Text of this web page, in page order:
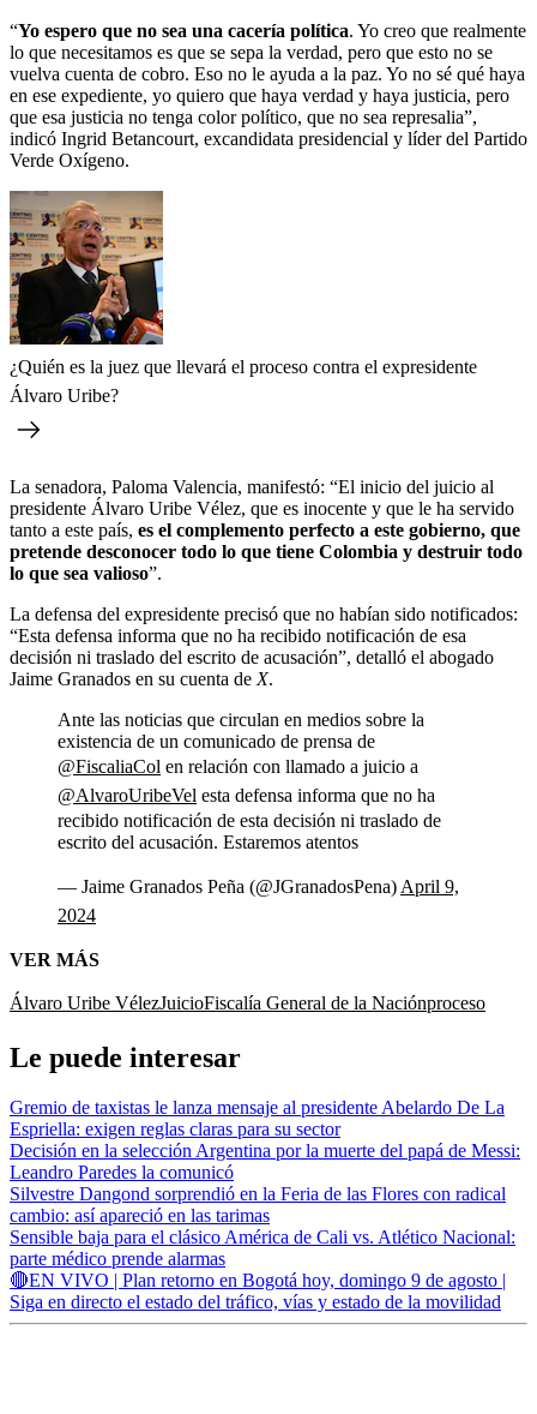
“Yo espero que no sea una cacería política. Yo creo que realmente
lo que necesitamos es que se sepa la verdad, pero que esto no se
vuelva cuenta de cobro. Eso no le ayuda a la paz. Yo no sé qué haya
en ese expediente, yo quiero que haya verdad y haya justicia, pero
que esa justicia no tenga color político, que no sea represalia”,
indicó Ingrid Betancourt, excandidata presidencial y líder del Partido
Verde Oxígeno.
¿Quién es la juez que llevará el proceso contra el expresidente
Álvaro Uribe?
La senadora, Paloma Valencia, manifestó: “El inicio del juicio al
presidente Álvaro Uribe Vélez, que es inocente y que le ha servido
tanto a este país, es el complemento perfecto a este gobierno, que
pretende desconocer todo lo que tiene Colombia y destruir todo
lo que sea valioso”.
La defensa del expresidente precisó que no habían sido notificados:
“Esta defensa informa que no ha recibido notificación de esa
decisión ni traslado del escrito de acusación”, detalló el abogado
Jaime Granados en su cuenta de X.
Ante las noticias que circulan en medios sobre la
existencia de un comunicado de prensa de
@FiscaliaCol en relación con llamado a juicio a
@AlvaroUribeVel esta defensa informa que no ha
recibido notificación de esta decisión ni traslado de
escrito del acusación. Estaremos atentos
— Jaime Granados Peña (@JGranadosPena) April 9,
2024
VER MÁS
Álvaro Uribe VélezJuicioFiscalía General de la Naciónproceso
Le puede interesar
Gremio de taxistas le lanza mensaje al presidente Abelardo De La
Espriella: exigen reglas claras para su sector
Decisión en la selección Argentina por la muerte del papá de Messi:
Leandro Paredes la comunicó
Silvestre Dangond sorprendió en la Feria de las Flores con radical
cambio: así apareció en las tarimas
Sensible baja para el clásico América de Cali vs. Atlético Nacional:
parte médico prende alarmas
🔴EN VIVO | Plan retorno en Bogotá hoy, domingo 9 de agosto |
Siga en directo el estado del tráfico, vías y estado de la movilidad